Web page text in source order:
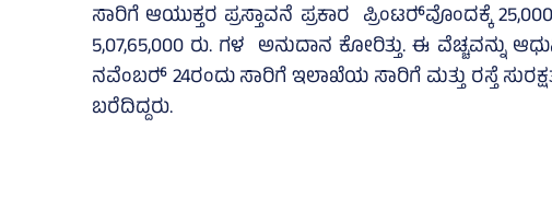
ಸಾರಿಗೆ ಆಯುಕ್ತರ ಪ್ರಸ್ತಾವನೆ ಪ್ರಕಾರ ಪ್ರಿಂಟರ್‍‌ವೊಂದಕ್ಕೆ 25,000
5,07,65,000 ರು. ಗಳ ಅನುದಾನ ಕೋರಿತ್ತು. ಈ ವೆಚ್ಚವನ್ನು
ನವೆಂಬರ್‍‌ 24ರಂದು ಸಾರಿಗೆ ಇಲಾಖೆಯ ಸಾರಿಗೆ ಮತ್ತು ರಸ್ತೆ
ಬರೆದಿದ್ದರು.